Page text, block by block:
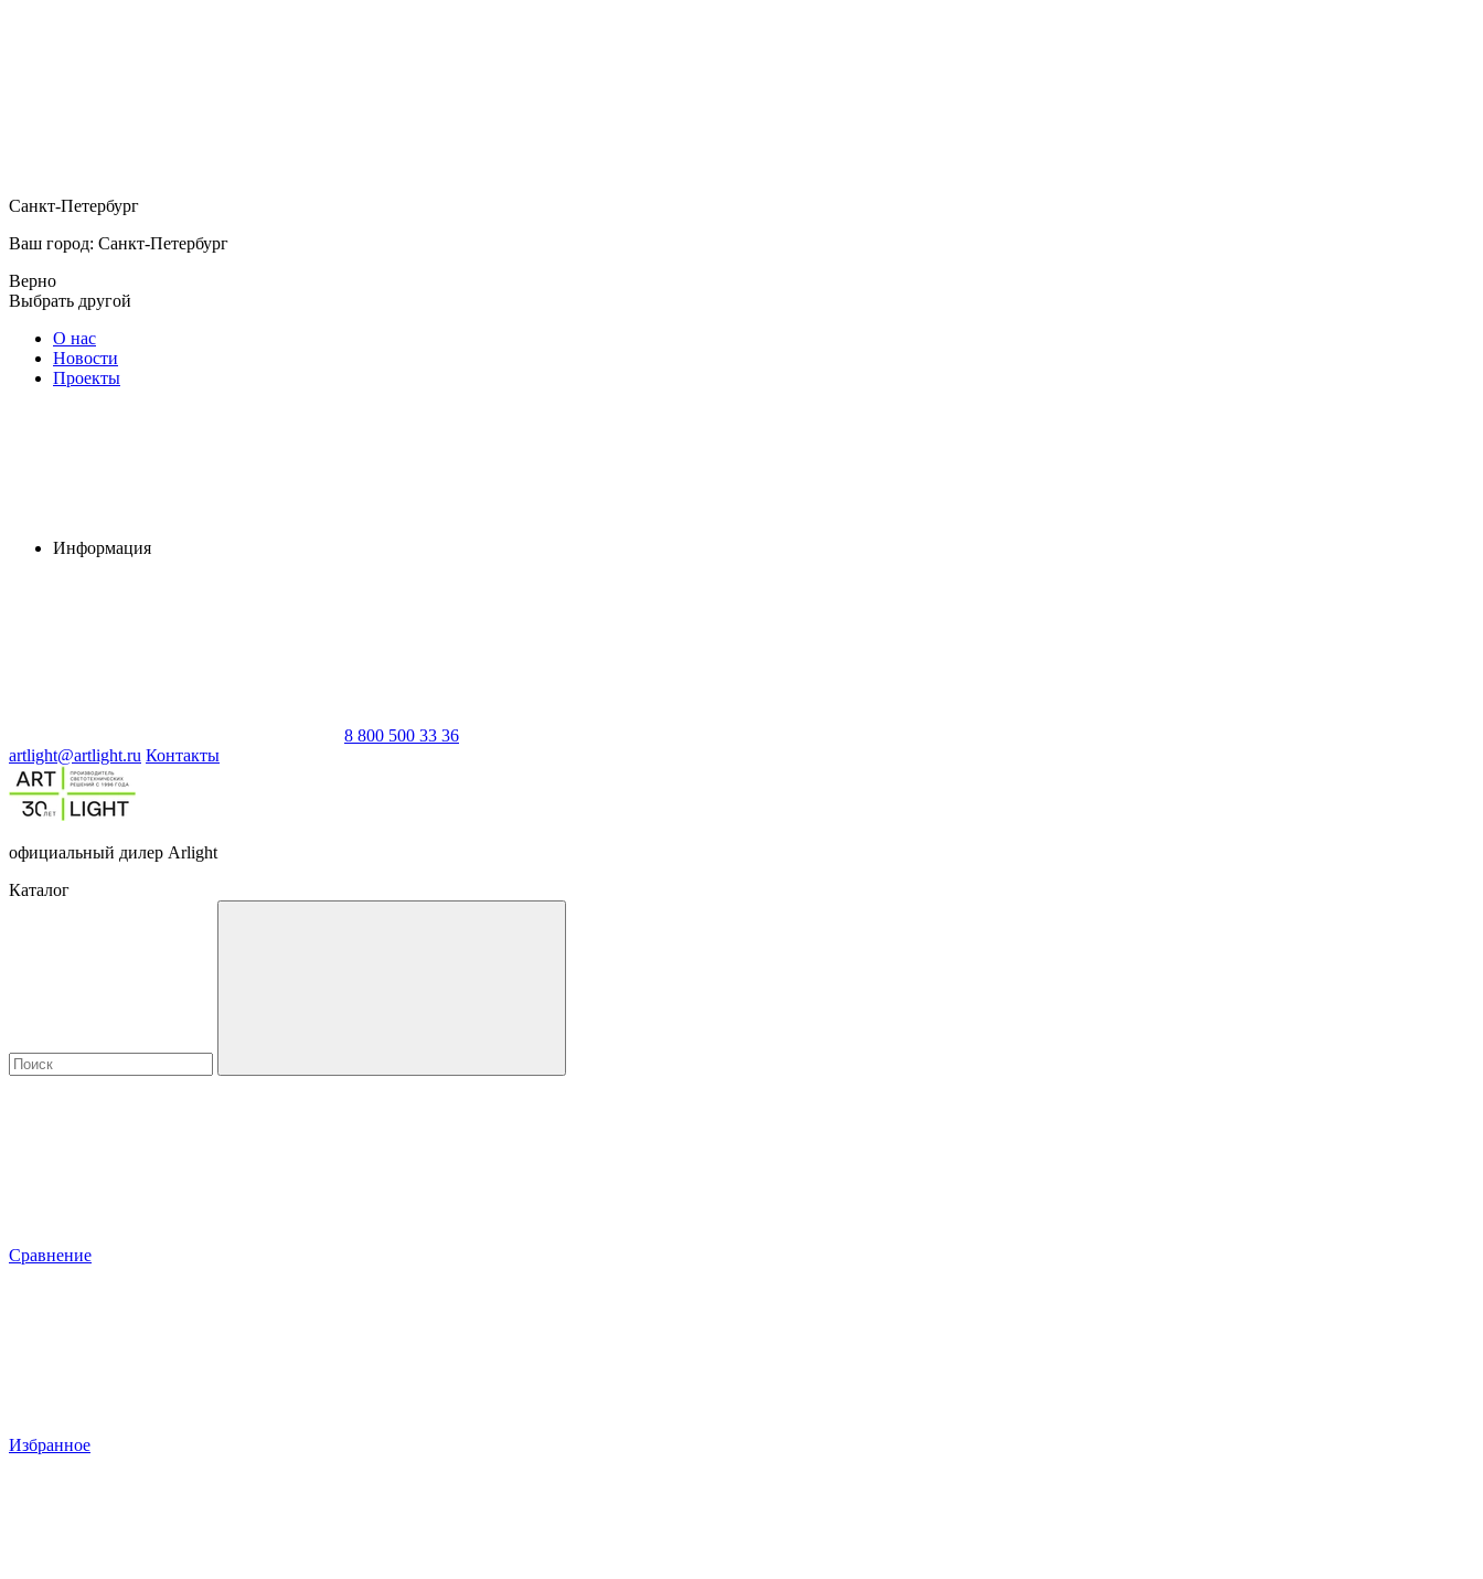
Санкт-Петербург
Ваш город: Санкт-Петербург
Верно
Выбрать другой
О нас
Новости
Проекты
Информация
8 800 500 33 36
artlight@artlight.ru Контакты
официальный дилер Arlight
Каталог
Сравнение
Избранное